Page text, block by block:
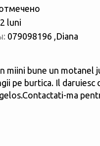
2 luni
079098196 ,Diana
miini bune un motanel
pe burtica. Il daruiesc
ma